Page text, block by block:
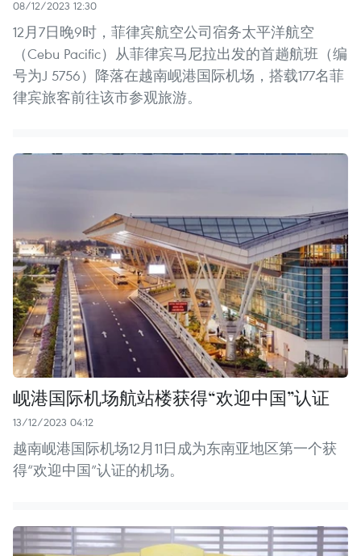
08/12/2023 12:30
12月7日晚9时，菲律宾航空公司宿务太平洋航空
（Cebu Pacific）从菲律宾马尼拉出发的首趟航班（编
号为J 5756）降落在越南岘港国际机场，搭载177名菲
律宾旅客前往该市参观旅游。
岘港国际机场航站楼获得“欢迎中国”认证
13/12/2023 04:12
越南岘港国际机场12月11日成为东南亚地区第一个获
得“欢迎中国”认证的机场。